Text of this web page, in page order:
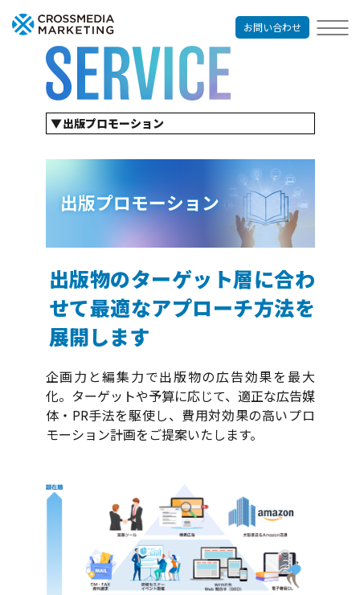
お問い合わせ
出版プロモーション
コンテンツマーケティングサービス
出版プロモーション
オウンドメディア制作
パンフレット制作
出版物のターゲット層に合わ
せて最適なアプローチ方法を
展開します
企画力と編集力で出版物の広告効果を最大
化。ターゲットや予算に応じて、適正な広告媒
体・PR手法を駆使し、費用対効果の高いプロ
モーション計画をご提案いたします。